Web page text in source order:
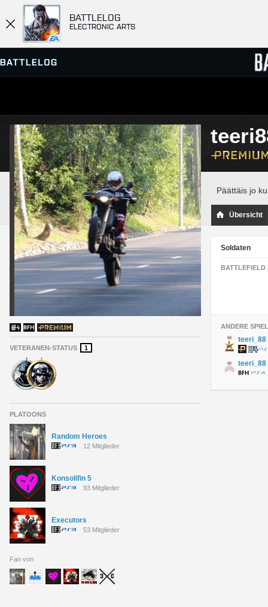
BATTLELOG
ELECTRONIC ARTS
SERVER-BROWSER
MATCHES
VETERANEN-STATUS 1
PLATOONS
Random Heroes
12 Mitglieder
Konsolifin 5
93 Mitglieder
Executors
53 Mitglieder
Fan von
Päättäis jo
Übersicht
Soldaten
BATTLEFIELD
ANDERE
teeri_88
teeri_88